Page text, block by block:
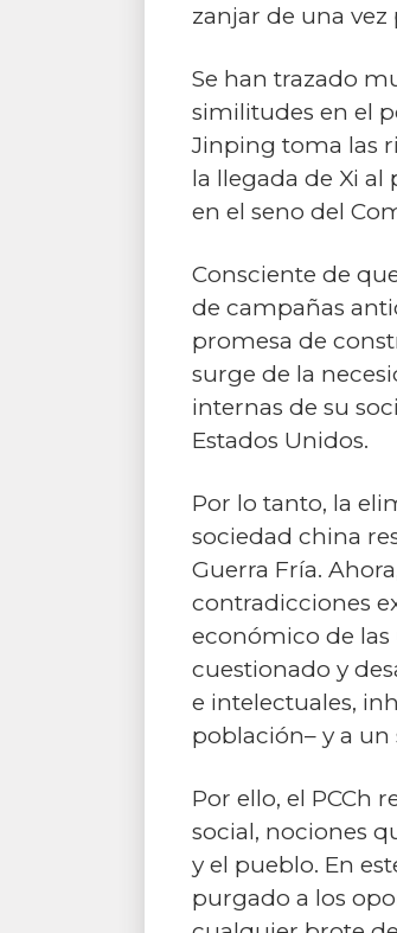
zanjar de una
Se han trazado
similitudes en el
Jinping toma las
la llegada de Xi al
en el seno del
Consciente de
de campañas
promesa de
surge de la
internas de su
Estados Unidos.
Por lo tanto, la
sociedad china
Guerra Fría.
contradicciones
económico de
cuestionado y
e intelectuales,
población– y a
Por ello, el PCCh
social, nociones
y el pueblo. En
purgado a los